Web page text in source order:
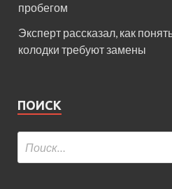
пробегом
Эксперт рассказал, как
колодки требуют замены
ПОИСК